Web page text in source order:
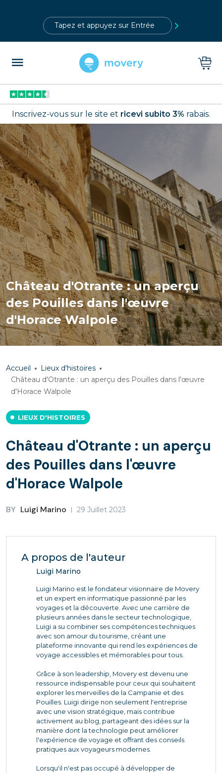
Inscrivez-vous sur le site et ricevi subito 3% rabais.
Château d'Otrante : un aperçu
des Pouilles dans l'œuvre
d'Horace Walpole
Accueil
Lieux d'histoires
Château d'Otrante : un aperçu des Pouilles dans l'œuvre
d'Horace Walpole
LIEUX D'HISTOIRES
Château d'Otrante : un aperçu
des Pouilles dans l'œuvre
d'Horace Walpole
BY Luigi Marino 29 Juillet 2023
A propos de l'auteur
Luigi Marino
Luigi Marino est le fondateur visionnaire de Movery
et un expert en informatique passionné par les
voyages et la découverte. Avec une carrière de
plusieurs années dans le secteur technologique,
Luigi a su combiner ses compétences techniques
avec son amour du tourisme, créant une
plateforme innovante qui rend les expériences de
voyage accessibles et mémorables pour tous.
Grâce à son leadership, Movery est devenu une
ressource indispensable pour ceux qui souhaitent
explorer les merveilles de la Campanie et des
Pouilles. Luigi dirige non seulement l'entreprise
avec une vision stratégique, mais contribue
activement au blog, partageant des idées sur la
manière dont la technologie peut améliorer
l'expérience de voyage et offrant des conseils
pratiques aux voyageurs modernes.
Lorsqu'il n'est pas occupé à développer de